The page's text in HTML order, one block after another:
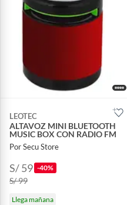
LEOTEC
ALTAVOZ MINI BLUETOOTH
MUSIC BOX CON RADIO FM
Por Secu Store
S/ 59 -40%
S/ 99
Llega mañana